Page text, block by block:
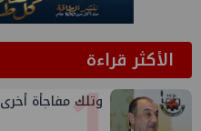
الأكثر قراءة
وتلك مفاجأة